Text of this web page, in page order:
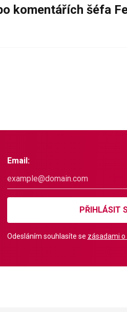
komentářích šéfa
Email:
PŘIHLÁSIT
Odesláním souhlasíte se zásadami o